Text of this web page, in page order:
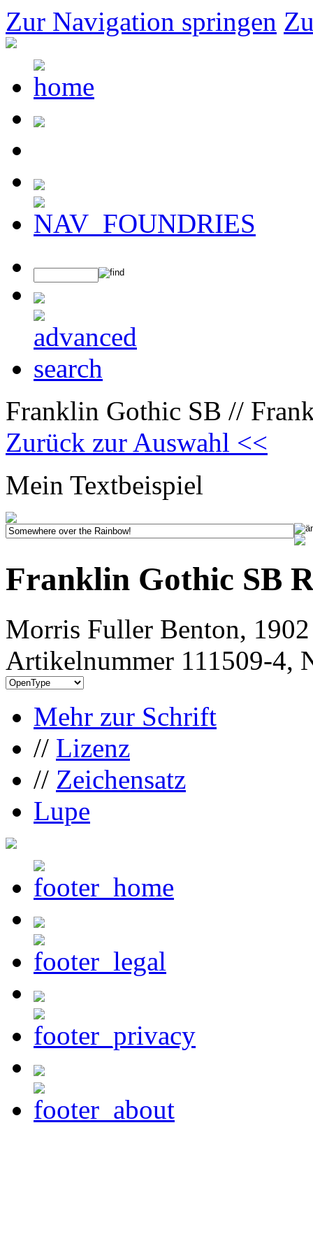
Zur Navigation springen
Franklin Gothic SB //
Zurück zur Auswahl <<
Mein Textbeispiel
Franklin Gothic SB
Morris Fuller Benton, 1902
Artikelnummer 111509-4,
Mehr zur Schrift
// Lizenz
// Zeichensatz
Lupe